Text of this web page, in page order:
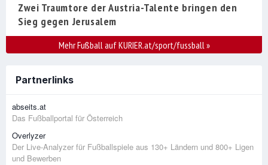
Zwei Traumtore der Austria-Talente bringen den
Sieg gegen Jerusalem
Mehr Fußball auf KURIER.at/sport/fussball»
Partnerlinks
abseits.at
Das Fußballportal für Österreich
Overlyzer
Der Live-Analyzer für Fußballspiele aus 130+ Ländern und 800+ Ligen
und Bewerben